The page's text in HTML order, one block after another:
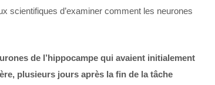
scientifiques d’examiner comment les neurones
de l’hippocampe qui avaient initialement
plusieurs jours après la fin de la tâche